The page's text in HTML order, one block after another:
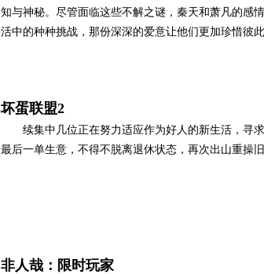
知与神秘。尽管面临这些不解之谜，秦天和萧凡的感
活中的种种挑战，那份深深的爱意让他们更加珍惜彼
坏蛋联盟2
续集中几位正在努力适应作为好人的新生活，寻
最后一单生意，不得不脱离退休状态，再次出山重操
非人哉：限时玩家